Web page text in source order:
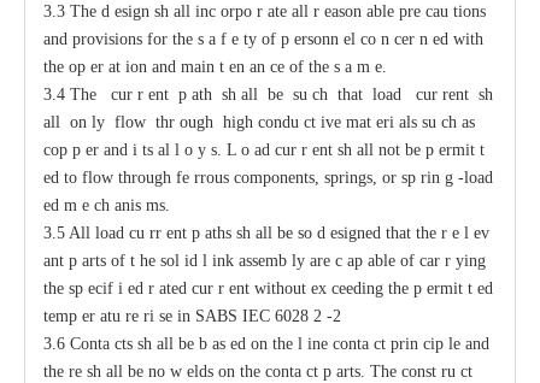
3.3 The d esign sh all inc orpo r ate all r eason able pre cau tions
and provisions for the s a f e ty of p ersonn el co n cer n ed with
the op er at ion and main t en an ce of the s a m e
3.4 The cur r ent p ath sh all be su ch that load cur rent sh
all on ly flow thr ough high condu ct ive mat eri als su ch as
cop p er and i ts al l o y s L o ad cur r ent sh all not be p ermit t
ed to flow through fe rrous components, springs, or sp rin g -load
ed m e ch anis ms.
3.5 All load cu rr ent p aths sh all be so d esigned that the r e l ev
ant p arts of t he sol id l ink assemb ly are c ap able of car r ying
the sp ecif i ed r ated cur r ent without ex ceeding the p ermit t ed
temp er atu re ri se in SABS IEC 6028 2 -2
3.6 Conta cts sh all be b as ed on the l ine conta ct prin cip le and
the re sh all be no w elds on the conta ct p arts. The const ru ct